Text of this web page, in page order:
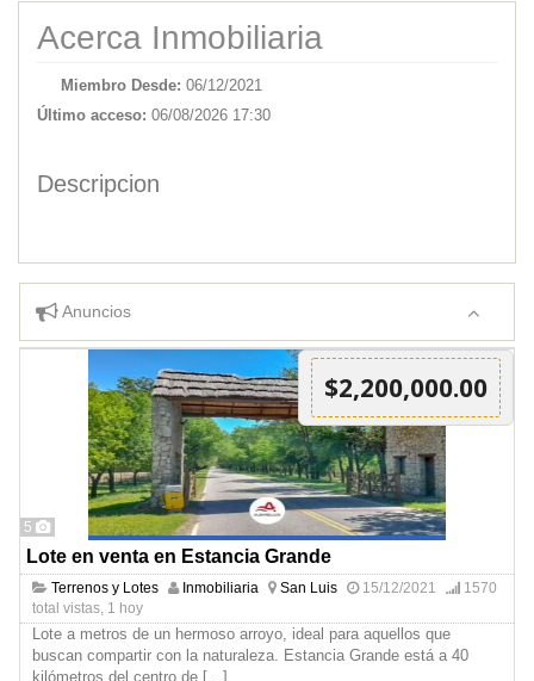
Acerca Inmobiliaria
Miembro Desde: 06/12/2021
Último acceso: 06/08/2026 17:30
Descripcion
Anuncios
5
$2,200,000.00
Lote en venta en Estancia Grande
Terrenos y Lotes Inmobiliaria San Luis 15/12/2021
1570
total vistas, 1 hoy
Lote a metros de un hermoso arroyo, ideal para aquellos que
buscan compartir con la naturaleza. Estancia Grande está a 40
kilómetros del centro de […]